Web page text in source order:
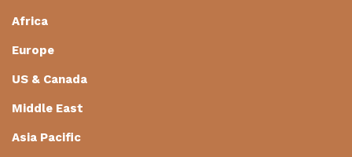
Africa
Europe
US & Canada
Middle East
Asia Pacific